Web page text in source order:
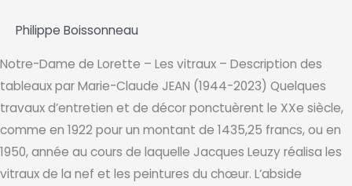
Philippe Boissonneau
Notre-Dame de Lorette – Les vitraux – Description des
tableaux par Marie-Claude JEAN (1944-2023) Quelques
travaux d’entretien et de décor ponctuèrent le XXe siècle,
comme en 1922 pour un montant de 1435,25 francs, ou en
1950, année au cours de laquelle Jacques Leuzy réalisa les
vitraux de la nef et les peintures du chœur. L‘abside